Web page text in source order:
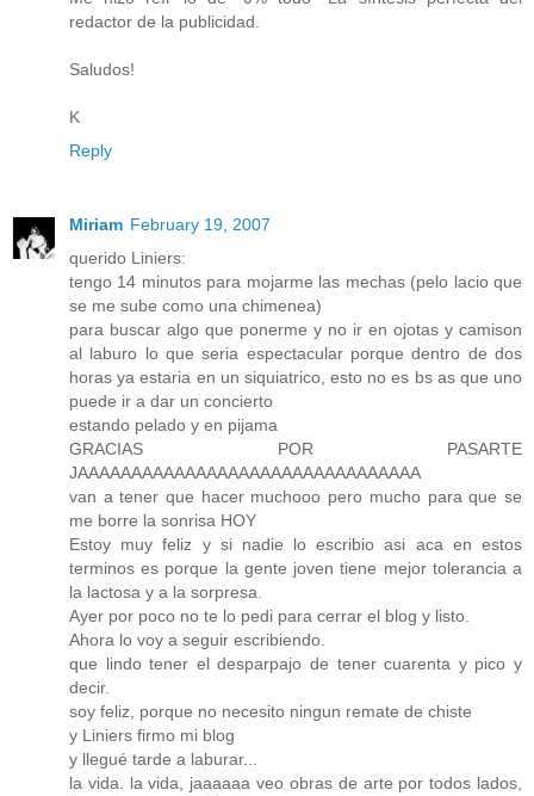
redactor de la publicidad.
Saludos!
K
Reply
Miriam February 19, 2007
querido Liniers:
tengo 14 minutos para mojarme las mechas (pelo lacio que
se me sube como una chimenea)
para buscar algo que ponerme y no ir en ojotas y camison
al laburo lo que seria espectacular porque dentro de dos
horas ya estaria en un siquiatrico, esto no es bs as que uno
puede ir a dar un concierto
estando pelado y en pijama
GRACIAS POR PASARTE
JAAAAAAAAAAAAAAAAAAAAAAAAAAAAAAAA
van a tener que hacer muchooo pero mucho para que se
me borre la sonrisa HOY
Estoy muy feliz y si nadie lo escribio asi aca en estos
terminos es porque la gente joven tiene mejor tolerancia a
la lactosa y a la sorpresa.
Ayer por poco no te lo pedi para cerrar el blog y listo.
Ahora lo voy a seguir escribiendo.
que lindo tener el desparpajo de tener cuarenta y pico y
decir.
soy feliz, porque no necesito ningun remate de chiste
y Liniers firmo mi blog
y llegué tarde a laburar...
la vida. la vida, jaaaaaa veo obras de arte por todos lados,